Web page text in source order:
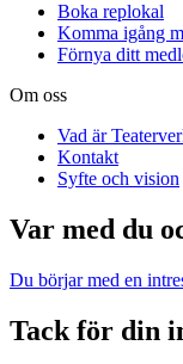
Boka replokal
Komma igång
Förnya ditt
Om oss
Vad är
Kontakt
Syfte och vision
Var med du
Du börjar med en
Tack för din